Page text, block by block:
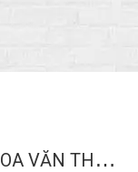
N
GHỆ THUẬT PHỐI RÈM VẢI HOA VĂN THEO NGUYÊN TẮC 60-30-10: CHIẾN LƯỢC LÀM MỚI KHÔNG GIAN ĐẲNG CẤP